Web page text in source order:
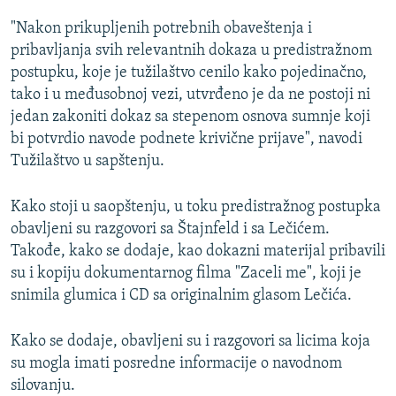
"Nakon prikupljenih potrebnih obaveštenja i
pribavljanja svih relevantnih dokaza u predistražnom
postupku, koje je tužilaštvo cenilo kako pojedinačno,
tako i u međusobnoj vezi, utvrđeno je da ne postoji ni
jedan zakoniti dokaz sa stepenom osnova sumnje koji
bi potvrdio navode podnete krivične prijave", navodi
Tužilaštvo u sapštenju.
Kako stoji u saopštenju, u toku predistražnog postupka
obavljeni su razgovori sa Štajnfeld i sa Lečićem.
Takođe, kako se dodaje, kao dokazni materijal pribavili
su i kopiju dokumentarnog filma "Zaceli me", koji je
snimila glumica i CD sa originalnim glasom Lečića.
Kako se dodaje, obavljeni su i razgovori sa licima koja
su mogla imati posredne informacije o navodnom
silovanju.